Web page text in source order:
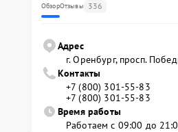
ОбзорОтзывы 336
Адрес
г. Оренбург, просп.
Контакты
+7 (800) 301-55-83
+7 (800) 301-55-83
Время работы
Работаем с 09:00 до